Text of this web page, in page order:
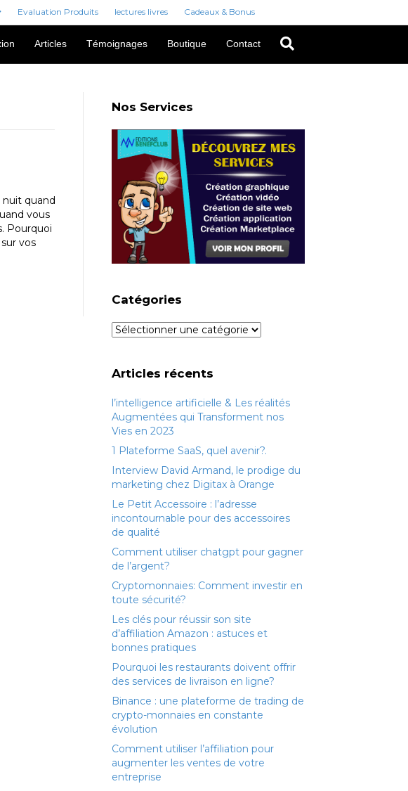
Evaluation Produits lectures livres Cadeaux & Bonus
Articles Témoignages Boutique Contact
nuit quand
vous
Pourquoi
vos
Nos Services
Catégories
Catégories
Articles récents
l’intelligence artificielle & Les réalités
Augmentées qui Transforment nos
Vies en 2023
1 Plateforme SaaS, quel avenir?.
Interview David Armand, le prodige du
marketing chez Digitax à Orange
Le Petit Accessoire : l’adresse
incontournable pour des accessoires
de qualité
Comment utiliser chatgpt pour gagner
de l’argent?
Cryptomonnaies: Comment investir en
toute sécurité?
Les clés pour réussir son site
d’affiliation Amazon : astuces et
bonnes pratiques
Pourquoi les restaurants doivent offrir
des services de livraison en ligne?
Binance : une plateforme de trading de
crypto-monnaies en constante
évolution
Comment utiliser l’affiliation pour
augmenter les ventes de votre
entreprise